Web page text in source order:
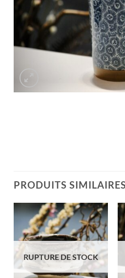
PRODUITS SIMILAIRES
RUPTURE DE STOCK